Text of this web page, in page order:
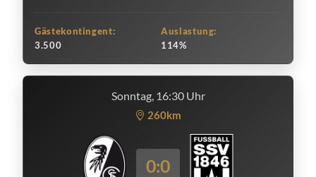
Gästekontingent:
3.500
Auslastung:
114%
Sonntag, 16:30 Uhr
260km
0:0